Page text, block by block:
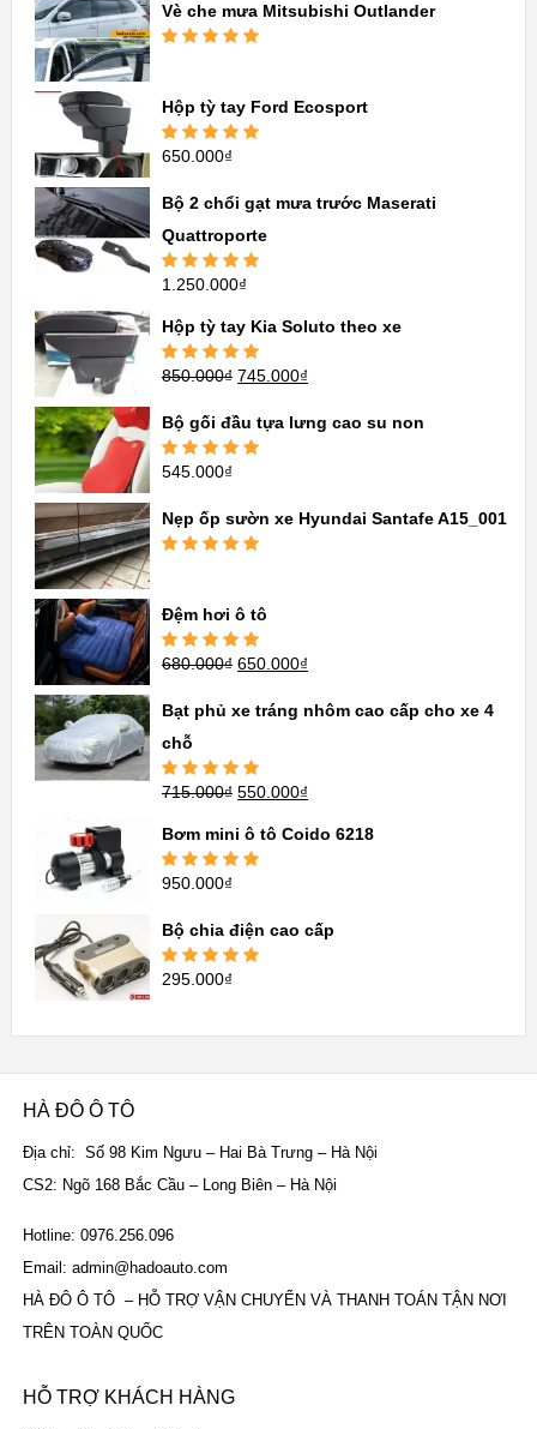
Vè che mưa Mitsubishi Outlander
sao
Hộp tỳ tay Ford Ecosport
Được xếp
sao
650.000₫
Bộ 2 chổi gạt mưa trước Maserati
Quattroporte
Được xếp
sao
1.250.000₫
Hộp tỳ tay Kia Soluto theo xe
Được xếp
sao
850.000₫ 745.000₫
Bộ gối đầu tựa lưng cao su non
Được xếp
545.000₫
Nẹp ốp sườn xe Hyundai Santafe A15_001
sao
Đệm hơi ô tô
Được xếp
680.000₫ 650.000₫
Bạt phủ xe tráng nhôm cao cấp cho xe 4
chỗ
Được xếp
sao
715.000₫ 550.000₫
Bơm mini ô tô Coido 6218
Được xếp
sao
950.000₫
Bộ chia điện cao cấp
Được xếp
295.000₫
HÀ ĐÔ Ô TÔ
Địa chỉ: Số 98 Kim Ngưu – Hai Bà Trưng – Hà Nội
CS2: Ngõ 168 Bắc Cầu – Long Biên – Hà Nội
Hotline: 0976.256.096
Email: admin@hadoauto.com
HÀ ĐÔ Ô TÔ – HỖ TRỢ VẬN CHUYỂN VÀ THANH TOÁN TẬN NƠI
TRÊN TOÀN QUỐC
HỖ TRỢ KHÁCH HÀNG